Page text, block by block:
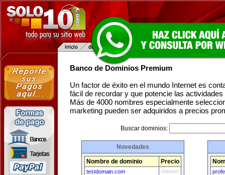
Banco de Dominios Premium
Un factor de éxito en el mundo Internet es
fácil de recordar y que potencie las
Más de 4000 nombres especialmente
marketing pueden ser adquiridos a precios
Buscar dominios:
Novedades
Nombre de dominio Precio
testdomain.com Ofertar!